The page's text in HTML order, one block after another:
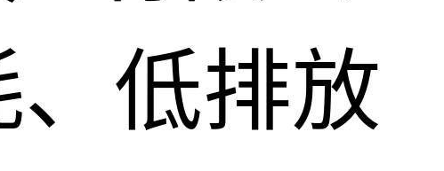
低排放